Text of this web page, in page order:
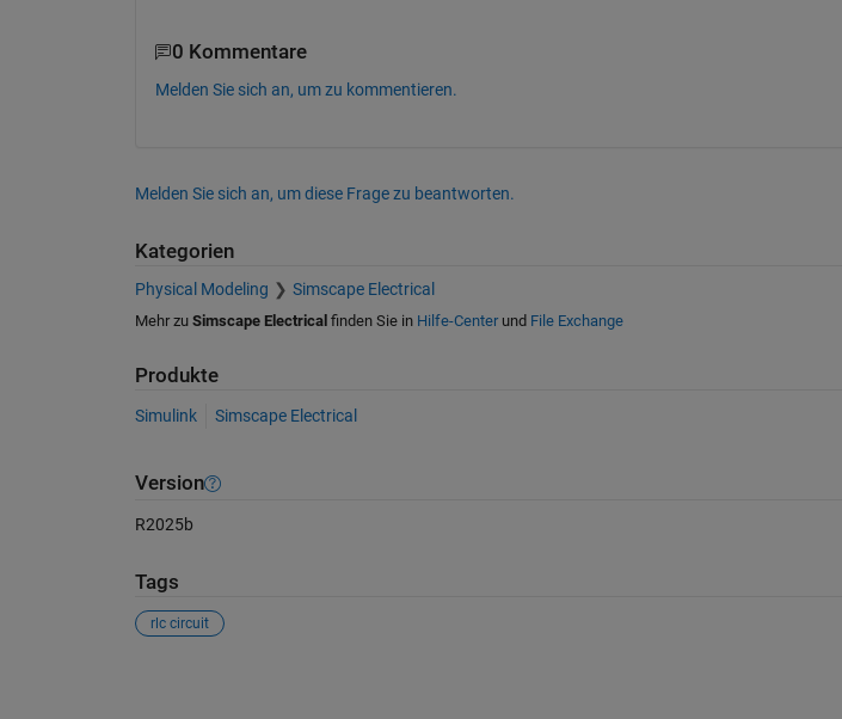
0 Kommentare
Melden Sie sich an, um zu kommentieren.
Melden Sie sich an, um diese Frage zu beantworten.
Kategorien
Physical Modeling Simscape Electrical
Mehr zu Simscape Electrical finden Sie in Hilfe-Centerund File Exchange
Produkte
Simulink Simscape Electrical
Version
R2025b
Tags
rlc circuit